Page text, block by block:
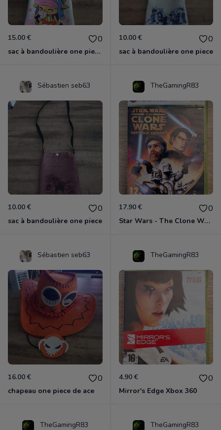
15.00 € 0
sac à bandoulière one piece chopper
10.00 € 0
sac à bandoulière one piece
Sébastien seb63
10.00 € 0
sac à bandoulière one piece
TheGamingR83
17.90 € 0
Star Wars - The Clone Wars - Les Héros De La République Xbox 360
Sébastien seb63
16.00 € 0
chapeau one piece de ace
TheGamingR83
4.90 € 0
Mirror's Edge Xbox 360
TheGamingR83 TheGamingR83